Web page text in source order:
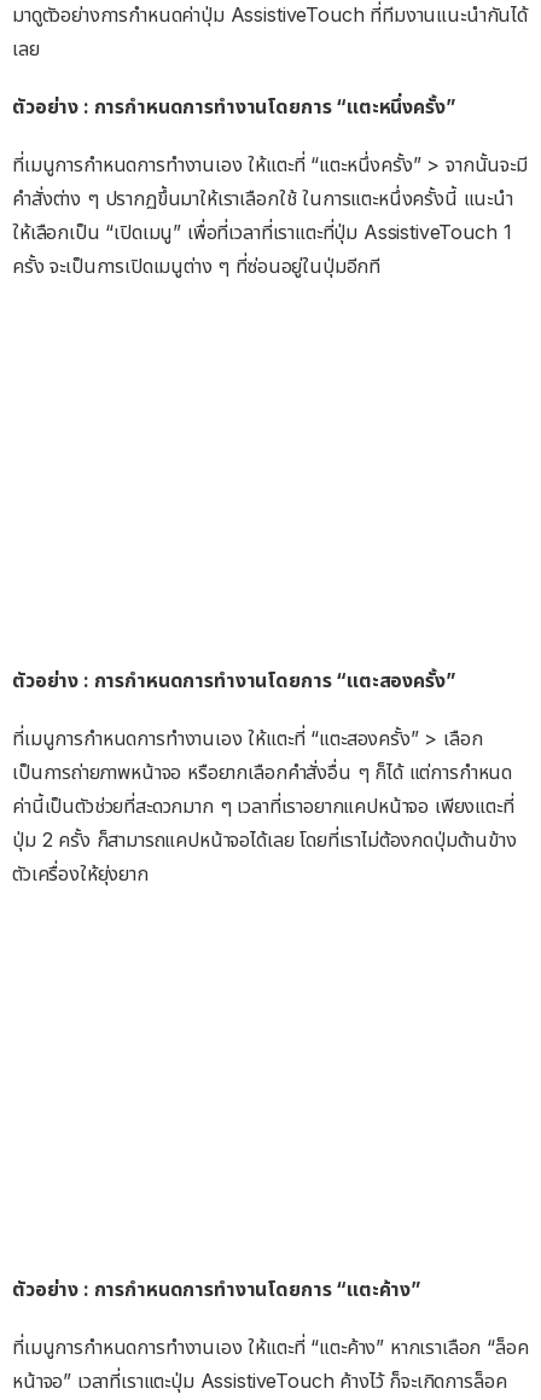
มาดูตัวอย่างการกำหนดค่าปุ่ม AssistiveTouch ที่ทีมงานแนะนำกันได้
เลย
ตัวอย่าง : การกำหนดการทำงานโดยการ “แตะหนึ่งครั้ง”
ที่เมนูการกำหนดการทำงานเอง ให้แตะที่ “แตะหนึ่งครั้ง” > จากนั้นจะมี
คำสั่งต่าง ๆ ปรากฏขึ้นมาให้เราเลือกใช้ ในการแตะหนึ่งครั้งนี้ แนะนำ
ให้เลือกเป็น “เปิดเมนู” เพื่อที่เวลาที่เราแตะที่ปุ่ม AssistiveTouch 1
ครั้ง จะเป็นการเปิดเมนูต่าง ๆ ที่ซ่อนอยู่ในปุ่มอีกที
ตัวอย่าง : การกำหนดการทำงานโดยการ “แตะสองครั้ง”
ที่เมนูการกำหนดการทำงานเอง ให้แตะที่ “แตะสองครั้ง” > เลือก
เป็นการถ่ายภาพหน้าจอ หรือยากเลือกคำสั่งอื่น ๆ ก็ได้ แต่การกำหนด
ค่านี้เป็นตัวช่วยที่สะดวกมาก ๆ เวลาที่เราอยากแคปหน้าจอ เพียงแตะที่
ปุ่ม 2 ครั้ง ก็สามารถแคปหน้าจอได้เลย โดยที่เราไม่ต้องกดปุ่มด้านข้าง
ตัวเครื่องให้ยุ่งยาก
ตัวอย่าง : การกำหนดการทำงานโดยการ “แตะค้าง”
ที่เมนูการกำหนดการทำงานเอง ให้แตะที่ “แตะค้าง” หากเราเลือก “ล็อค
หน้าจอ” เวลาที่เราแตะปุ่ม AssistiveTouch ค้างไว้ ก็จะเกิดการล็อค